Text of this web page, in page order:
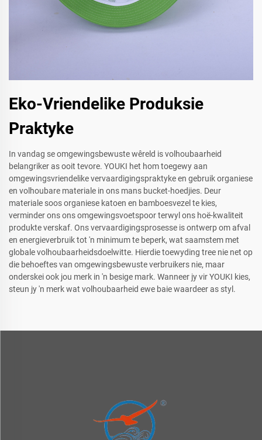
Eko-Vriendelike Produksie
Praktyke
In vandag se omgewingsbewuste wêreld is volhoubaarheid
belangriker as ooit tevore. YOUKI het hom toegewy aan
omgewingsvriendelike vervaardigingspraktyke en gebruik organiese
en volhoubare materiale in ons mans bucket-hoedjies. Deur
materiale soos organiese katoen en bamboesvezel te kies,
verminder ons ons omgewingsvoetspoor terwyl ons hoë-kwaliteit
produkte verskaf. Ons vervaardigingsprosesse is ontwerp om afval
en energieverbruik tot 'n minimum te beperk, wat saamstem met
globale volhoubaarheidsdoelwitte. Hierdie toewyding tree nie net op
die behoeftes van omgewingsbewuste verbruikers nie, maar
onderskei ook jou merk in 'n besige mark. Wanneer jy vir YOUKI kies,
steun jy 'n merk wat volhoubaarheid ewe baie waardeer as styl.